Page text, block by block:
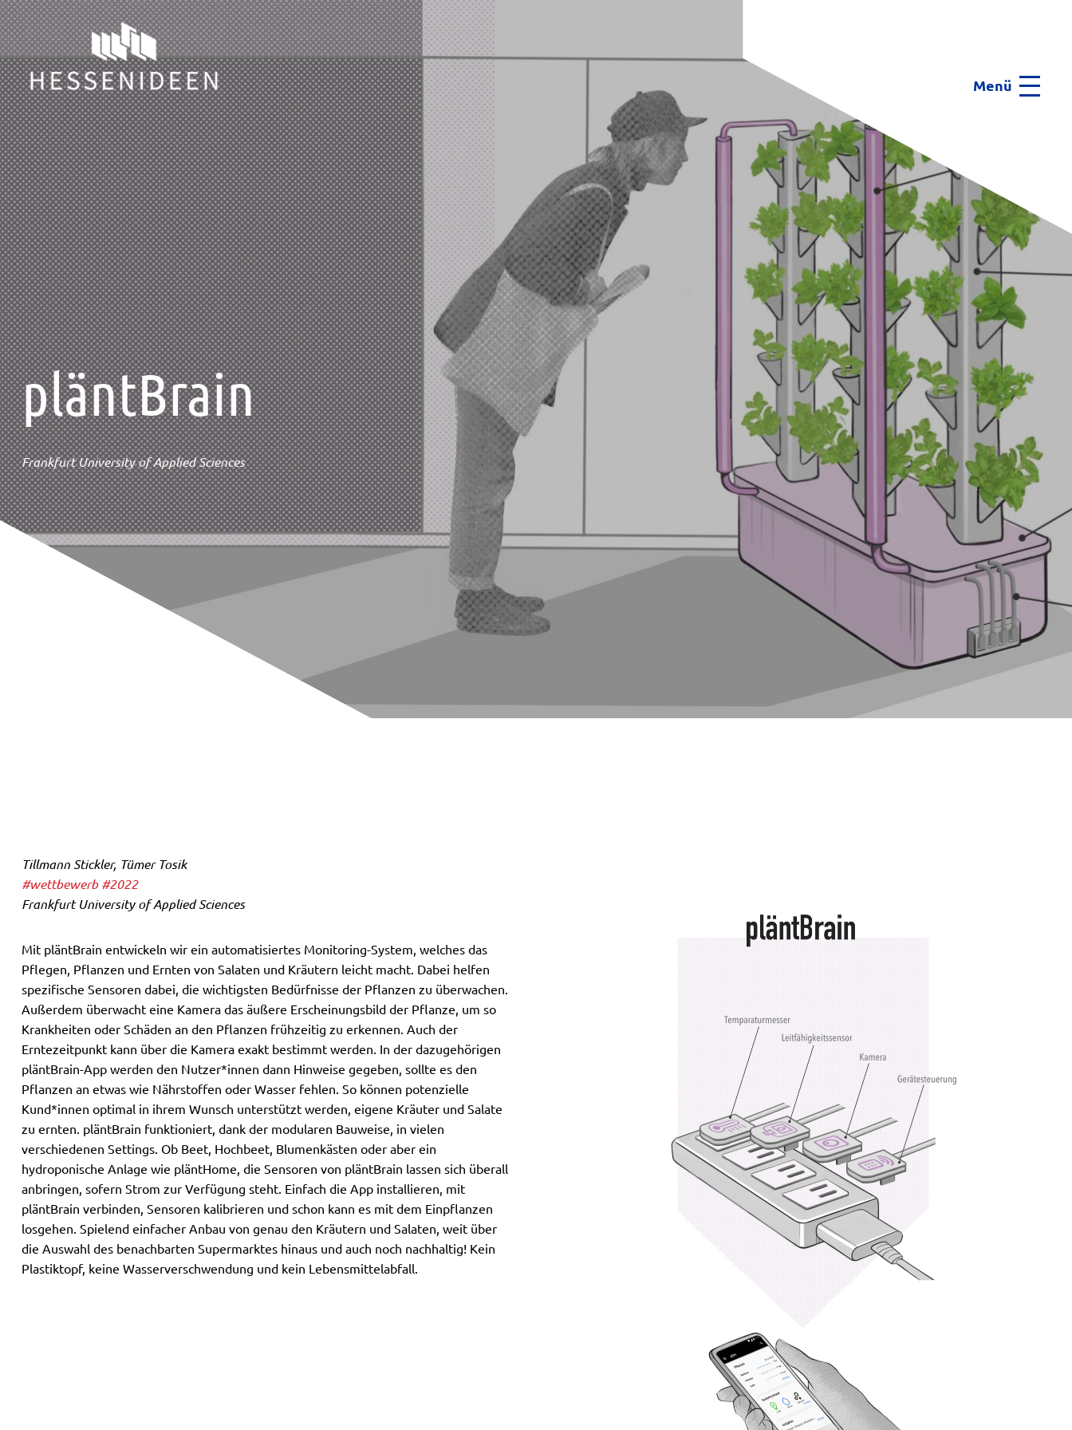
Menü Menu
pläntBrain
Frankfurt University of Applied Sciences
Tillmann Stickler, Tümer Tosik
#wettbewerb #2022
Frankfurt University of Applied Sciences
Mit pläntBrain entwickeln wir ein automatisiertes Monitoring-System, welches das
Pflegen, Pflanzen und Ernten von Salaten und Kräutern leicht macht. Dabei helfen
spezifische Sensoren dabei, die wichtigsten Bedürfnisse der Pflanzen zu überwachen.
Außerdem überwacht eine Kamera das äußere Erscheinungsbild der Pflanze, um so
Krankheiten oder Schäden an den Pflanzen frühzeitig zu erkennen. Auch der
Erntezeitpunkt kann über die Kamera exakt bestimmt werden. In der dazugehörigen
pläntBrain-App werden den Nutzer*innen dann Hinweise gegeben, sollte es den
Pflanzen an etwas wie Nährstoffen oder Wasser fehlen. So können potenzielle
Kund*innen optimal in ihrem Wunsch unterstützt werden, eigene Kräuter und Salate
zu ernten. pläntBrain funktioniert, dank der modularen Bauweise, in vielen
verschiedenen Settings. Ob Beet, Hochbeet, Blumenkästen oder aber ein
hydroponische Anlage wie pläntHome, die Sensoren von pläntBrain lassen sich überall
anbringen, sofern Strom zur Verfügung steht. Einfach die App installieren, mit
pläntBrain verbinden, Sensoren kalibrieren und schon kann es mit dem Einpflanzen
losgehen. Spielend einfacher Anbau von genau den Kräutern und Salaten, weit über
die Auswahl des benachbarten Supermarktes hinaus und auch noch nachhaltig! Kein
Plastiktopf, keine Wasserverschwendung und kein Lebensmittelabfall.